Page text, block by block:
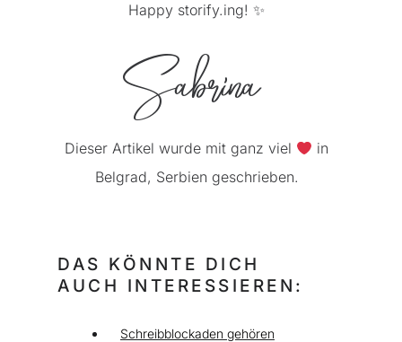
Happy storify.ing! ✨
Sabrina
Dieser Artikel wurde mit ganz viel
in
Belgrad, Serbien geschrieben.
DAS KÖNNTE DICH
AUCH INTERESSIEREN:
Schreibblockaden gehören